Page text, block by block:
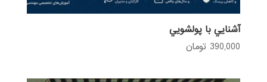
آشنايي با پولشويي
390,000 تومان